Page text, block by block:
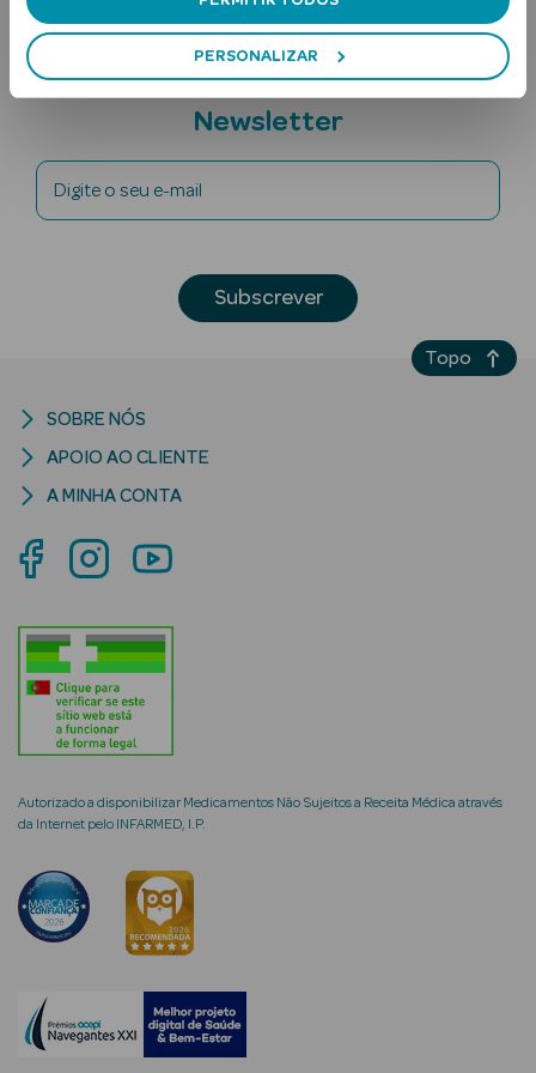
PERSONALIZAR
Lábios
Solares Bebé e
Criança
Rosto e
Ver Tudo
Rosto
Séruns Faciais
Anti-
envelhecimento
Subscreva a
Newsletter
Digite o seu e-mail
Subscrever
Autorizado a disponibilizar Medicamentos Não Sujeitos a Receita Médica através
da Internet pelo INFARMED, I.P.
SOBRE NÓS
APOIO AO CLIENTE
A MINHA CONTA
Topo